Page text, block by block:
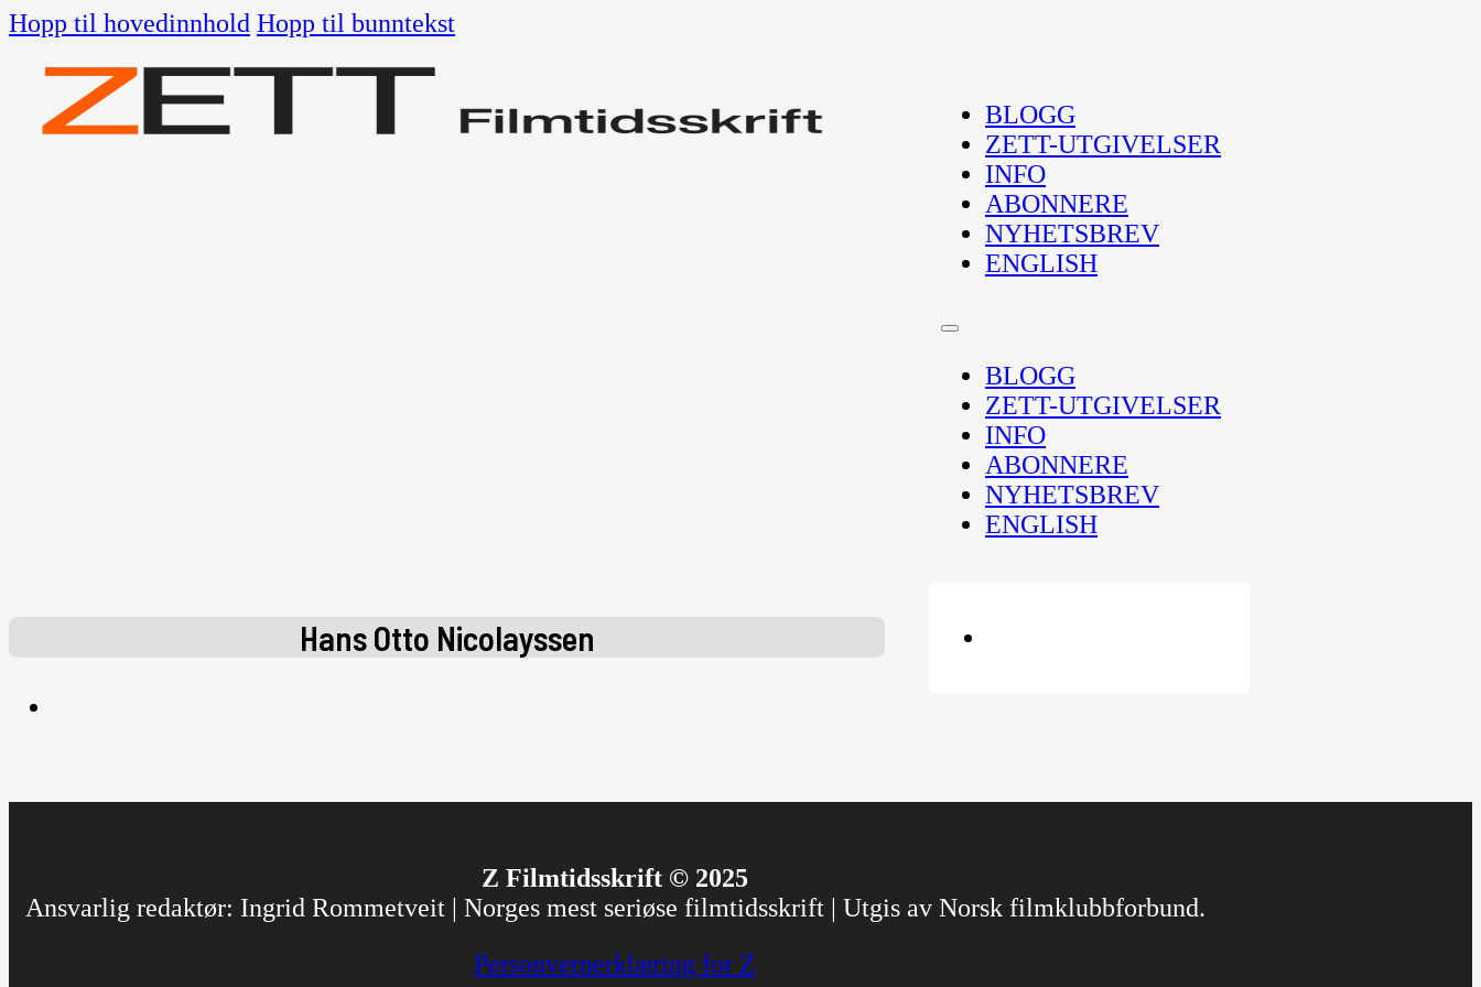
Hopp til hovedinnhold Hopp til bunntekst
BLOGG
ZETT-UTGIVELSER
INFO
ABONNERE
NYHETSBREV
ENGLISH
BLOGG
ZETT-UTGIVELSER
INFO
ABONNERE
NYHETSBREV
ENGLISH
Hans Otto Nicolayssen
Z Filmtidsskrift © 2025
Ansvarlig redaktør: Ingrid Rommetveit | Norges mest seriøse filmtidsskrift | Utgis av Norsk filmklubbforbund.
Personvernerklæring for Z